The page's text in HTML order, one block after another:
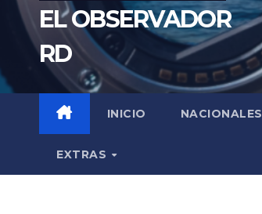
EL OBSERVADOR
RD
INICIO NACIONALES
EXTRAS